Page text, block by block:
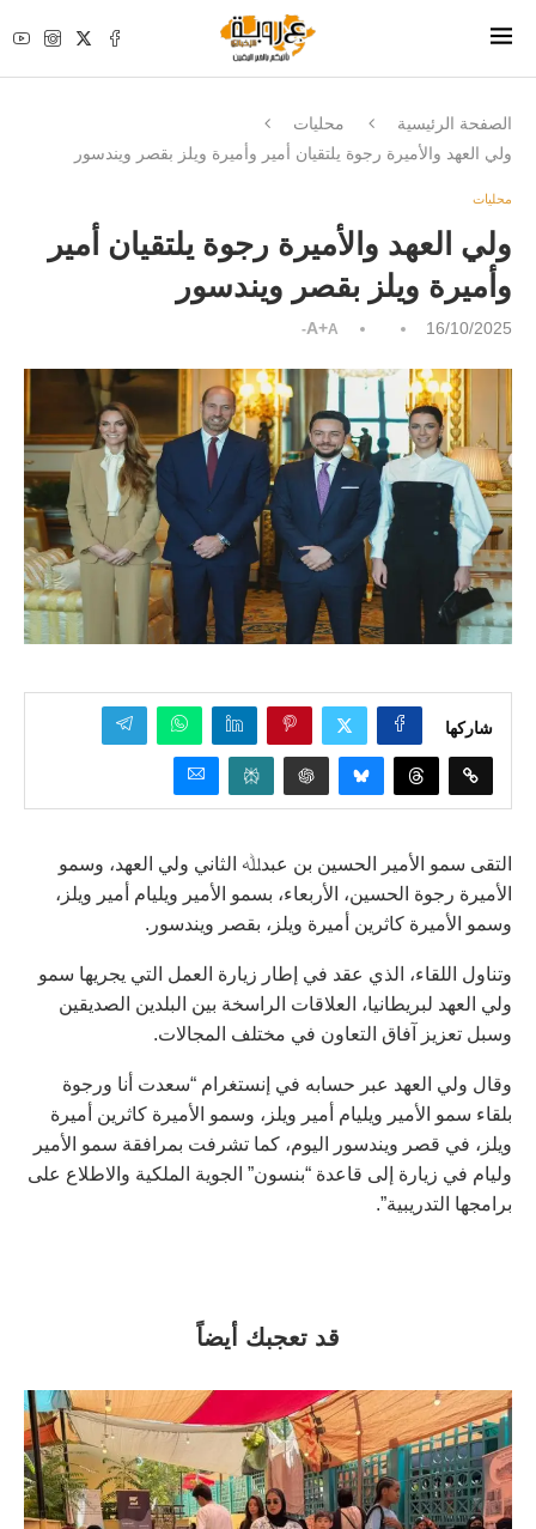
الصفحة الرئيسية
محليات
ولي العهد والأميرة رجوة يلتقيان أمير وأميرة ويلز بقصر ويندسور
محليات
ولي العهد والأميرة رجوة يلتقيان أمير
وأميرة ويلز بقصر ويندسور
16/10/2025
A+A-
شاركها
التقى سمو الأمير الحسين بن عبدﷲ الثاني ولي العهد، وسمو
الأميرة رجوة الحسين، الأربعاء، بسمو الأمير ويليام أمير ويلز،
وسمو الأميرة كاثرين أميرة ويلز، بقصر ويندسور.
وتناول اللقاء، الذي عقد في إطار زيارة العمل التي يجريها سمو
ولي العهد لبريطانيا، العلاقات الراسخة بين البلدين الصديقين
وسبل تعزيز آفاق التعاون في مختلف المجالات.
وقال ولي العهد عبر حسابه في إنستغرام “سعدت أنا ورجوة
بلقاء سمو الأمير ويليام أمير ويلز، وسمو الأميرة كاثرين أميرة
ويلز، في قصر ويندسور اليوم، كما تشرفت بمرافقة سمو الأمير
وليام في زيارة إلى قاعدة “بنسون” الجوية الملكية والاطلاع على
برامجها التدريبية”.
قد تعجبك أيضاً